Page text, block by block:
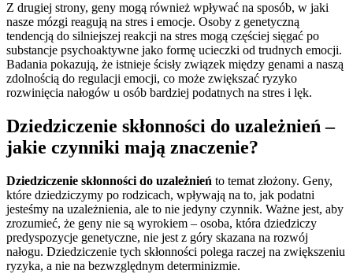
Z drugiej strony, geny mogą również wpływać na sposób, w jaki
nasze mózgi reagują na stres i emocje. Osoby z genetyczną
tendencją do silniejszej reakcji na stres mogą częściej sięgać po
substancje psychoaktywne jako formę ucieczki od trudnych emocji.
Badania pokazują, że istnieje ścisły związek między genami a naszą
zdolnością do regulacji emocji, co może zwiększać ryzyko
rozwinięcia nałogów u osób bardziej podatnych na stres i lęk.
Dziedziczenie skłonności do uzależnień –
jakie czynniki mają znaczenie?
Dziedziczenie skłonności do uzależnień to temat złożony. Geny,
które dziedziczymy po rodzicach, wpływają na to, jak podatni
jesteśmy na uzależnienia, ale to nie jedyny czynnik. Ważne jest, aby
zrozumieć, że geny nie są wyrokiem – osoba, która dziedziczy
predyspozycje genetyczne, nie jest z góry skazana na rozwój
nałogu. Dziedziczenie tych skłonności polega raczej na zwiększeniu
ryzyka, a nie na bezwzględnym determinizmie.